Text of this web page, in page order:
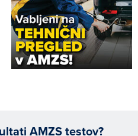
AMZS testov?